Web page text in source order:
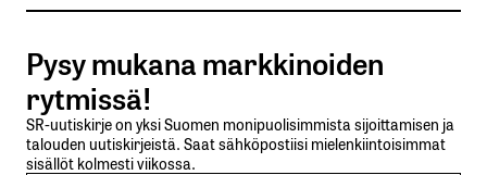
Lähetä kommentti
Pysy mukana markkinoiden
rytmissä!
SR-uutiskirje on yksi Suomen monipuolisimmista sijoittamisen ja
talouden uutiskirjeistä. Saat sähköpostiisi mielenkiintoisimmat
sisällöt kolmesti viikossa.